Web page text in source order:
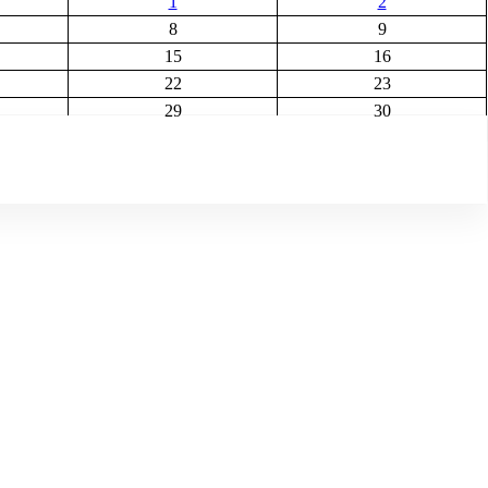
8
9
15
16
22
23
29
30